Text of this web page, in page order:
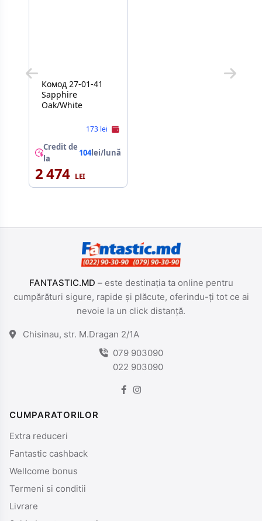
Комод 27-01-41
Sapphire
Oak/White
173 lei
Credit de
la
104lei/lună
2 474
FANTASTIC.MD – este destinația ta online pentru
cumpărături sigure, rapide și plăcute, oferindu-ți tot ce ai
nevoie la un click distanță.
Chisinau, str. M.Dragan 2/1A
079 903090
022 903090
CUMPARATORILOR
Extra reduceri
Fantastic cashback
Wellcome bonus
Termeni si conditii
Livrare